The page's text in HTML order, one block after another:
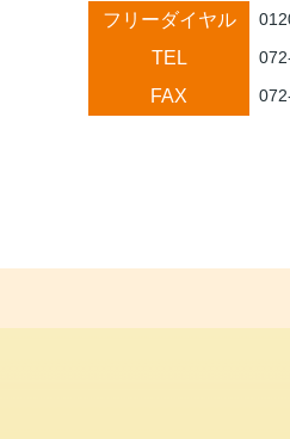
フリーダイヤル
TEL
FAX